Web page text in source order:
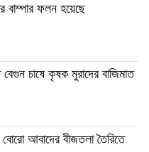
বাম্পার ফলন হয়েছে
বেগুন চাষে কৃষক মুরাদের বাজিমাত
আবাদের বীজতলা তৈরিতে